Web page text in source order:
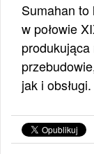
Sumahan to
w połowie
jak i obsługi.